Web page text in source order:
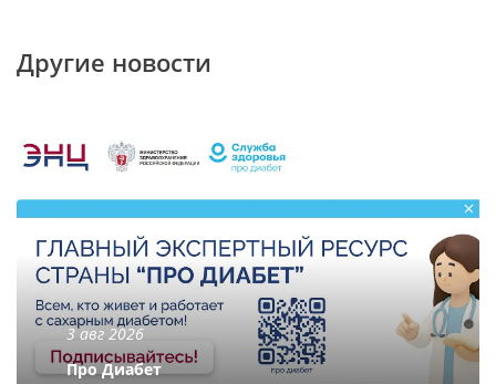
Другие новости
3 авг 2026
Про Диабет